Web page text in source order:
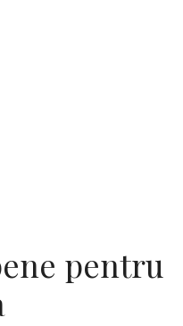
pentru